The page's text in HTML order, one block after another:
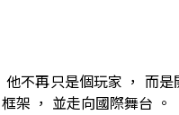
不再只是個玩家 ， 而
架 ， 並走向國際舞台 。